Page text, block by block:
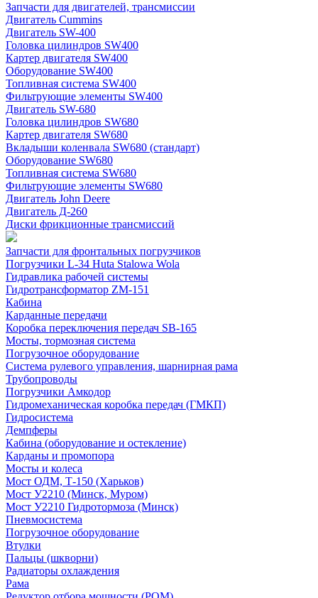
Запчасти для двигателей, трансмиссии
Двигатель Cummins
Двигатель SW-400
Головка цилиндров SW400
Картер двигателя SW400
Оборудование SW400
Топливная система SW400
Фильтрующие элементы SW400
Двигатель SW-680
Головка цилиндров SW680
Картер двигателя SW680
Вкладыши коленвала SW680 (стандарт)
Оборудование SW680
Топливная система SW680
Фильтрующие элементы SW680
Двигатель John Deere
Двигатель Д-260
Диски фрикционные трансмиссий
Запчасти для фронтальных погрузчиков
Погрузчики L-34 Huta Stalowa Wola
Гидравлика рабочей системы
Гидротрансформатор ZM-151
Кабина
Карданные передачи
Коробка переключения передач SB-165
Мосты, тормозная система
Погрузочное оборудование
Система рулевого управления, шарнирная рама
Трубопроводы
Погрузчики Амкодор
Гидромеханическая коробка передач (ГМКП)
Гидросистема
Демпферы
Кабина (оборудование и остекление)
Карданы и промопора
Мосты и колеса
Мост ОДМ, Т-150 (Харьков)
Мост У2210 (Минск, Муром)
Мост У2210 Гидротормоза (Минск)
Пневмосистема
Погрузочное оборудование
Втулки
Пальцы (шкворни)
Радиаторы охлаждения
Рама